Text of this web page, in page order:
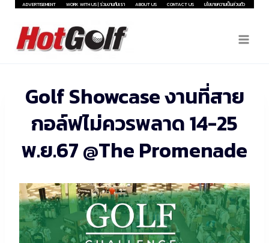
Skip
content
ADVERTISEMENT WORK WITH US | ร่วมงานกับเรา ABOUT US CONTACT US นโยบายความเป็นส่วนตัว
Golf Showcase งานที่สาย
กอล์ฟไม่ควรพลาด 14-25
พ.ย.67 @The Promenade